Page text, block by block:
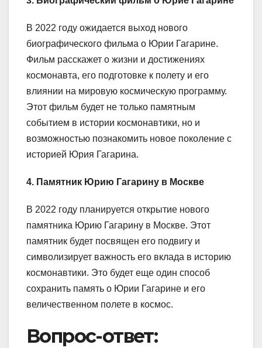
В 2022 году ожидается выход нового
биографического фильма о Юрии Гагарине.
Фильм расскажет о жизни и достижениях
космонавта, его подготовке к полету и его
влиянии на мировую космическую программу.
Этот фильм будет не только памятным
событием в истории космонавтики, но и
возможностью познакомить новое поколение с
историей Юрия Гагарина.
4. Памятник Юрию Гагарину в Москве
В 2022 году планируется открытие нового
памятника Юрию Гагарину в Москве. Этот
памятник будет посвящен его подвигу и
символизирует важность его вклада в историю
космонавтики. Это будет еще один способ
сохранить память о Юрии Гагарине и его
величественном полете в космос.
Вопрос-ответ: